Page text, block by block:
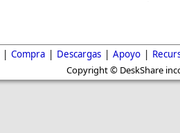
| Compra | Descargas | Apoyo |
Copyright © DeskShare